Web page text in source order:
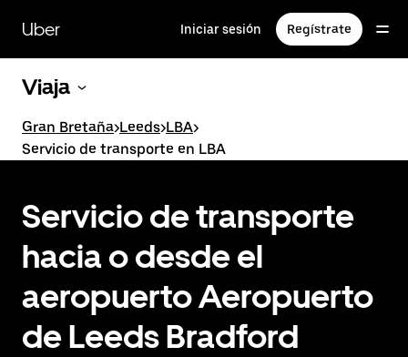
contenido
principal
Uber Iniciar sesión Regístrate
Viaja
Gran Bretaña>Leeds>LBA>
Servicio de transporte en LBA
Servicio de transporte
hacia o desde el
aeropuerto Aeropuerto
de Leeds Bradford